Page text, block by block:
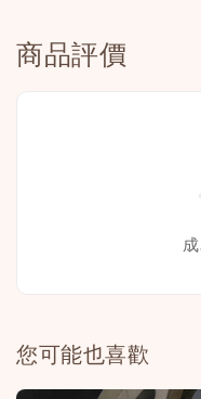
商品評價
您可能也喜歡